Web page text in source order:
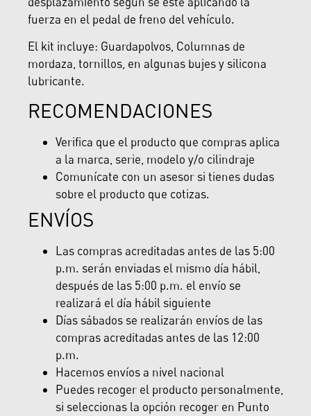
fuerza en el pedal de freno del vehículo.
El kit incluye: Guardapolvos, Columnas de
mordaza, tornillos, en algunas bujes y silicona
lubricante.
RECOMENDACIONES
Verifica que el producto que compras aplica
a la marca, serie, modelo y/o cilindraje
Comunícate con un asesor si tienes dudas
sobre el producto que cotizas.
ENVÍOS
Las compras acreditadas antes de las 5:00
p.m. serán enviadas el mismo día hábil,
después de las 5:00 p.m. el envío se
realizará el día hábil siguiente
Días sábados se realizarán envíos de las
compras acreditadas antes de las 12:00
p.m.
Hacemos envíos a nivel nacional
Puedes recoger el producto personalmente,
si seleccionas la opción recoger en Punto